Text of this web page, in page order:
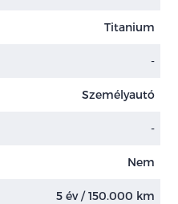
Titanium
-
Személyautó
-
Nem
5 év / 150.000 km